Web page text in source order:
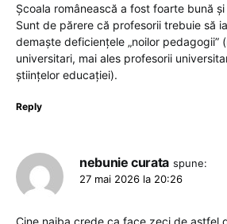
Școala românească a fost foarte bună
Sunt de părere că profesorii trebuie să
demaște deficiențele „noilor pedagogii”
universitari, mai ales profesorii
științelor educației).
Reply
nebunie curata spune:
27 mai 2026 la 20:26